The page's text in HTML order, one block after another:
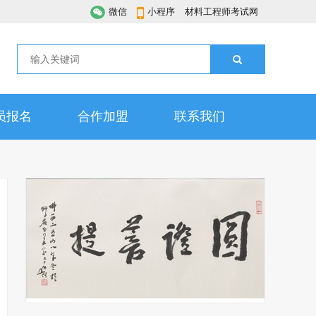
微信 小程序 材料工程师考试网
报名 合作加盟 联系我们